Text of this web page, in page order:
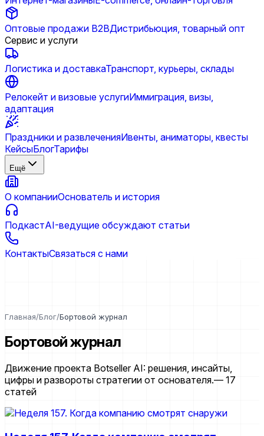
Оптовые продажи B2BДистрибьюция, товарный опт
Сервис и услуги
Логистика и доставкаТранспорт, курьеры, склады
Релокейт и визовые услугиИммиграция, визы,
адаптация
Праздники и развлеченияИвенты, аниматоры, квесты
КейсыБлогТарифы
Ещё
О компанииОснователь и история
ПодкастAI-ведущие обсуждают статьи
КонтактыСвязаться с нами
Главная/Блог/Бортовой журнал
Бортовой журнал
Движение проекта Botseller AI: решения, инсайты,
цифры и развороты стратегии от основателя.— 17
статей